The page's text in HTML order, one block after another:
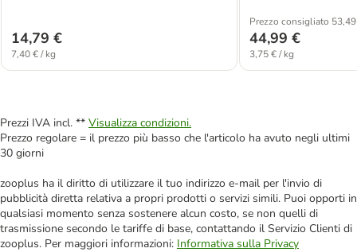
14,79 €
7,40 € / kg
Prezzo consigliato
44,99 €
3,75 € / kg
Prezzi IVA incl. ** Visualizza condizioni.
Prezzo regolare = il prezzo più basso che l'articolo ha avuto negli ultimi
30 giorni
zooplus ha il diritto di utilizzare il tuo indirizzo e-mail per l'invio di
pubblicità diretta relativa a propri prodotti o servizi simili. Puoi opporti in
qualsiasi momento senza sostenere alcun costo, se non quelli di
trasmissione secondo le tariffe di base, contattando il Servizio Clienti di
zooplus. Per maggiori informazioni: Informativa sulla Privacy